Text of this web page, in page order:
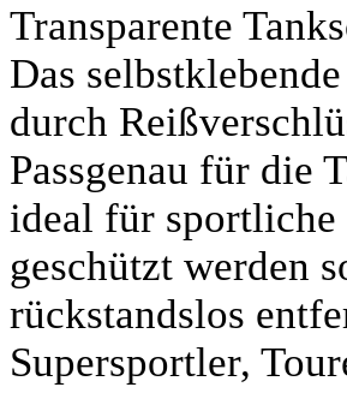
Transparente
Das
durch
Passgenau für die
ideal für sportliche
geschützt werden
rückstandslos
Supersportler,